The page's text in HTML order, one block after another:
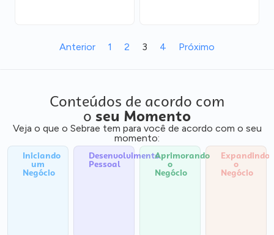
Anterior 1 2 3 4 Próximo
Conteúdos de acordo com
o seu Momento
Veja o que o Sebrae tem para você de acordo com o seu
momento:
Iniciando
um
Negócio
Desenvolvimento
Pessoal
Aprimorando
o
Negócio
Expandindo
o
Negócio